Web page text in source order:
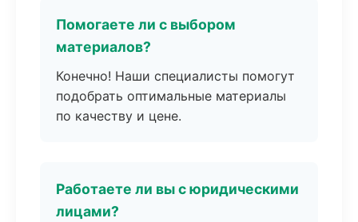
Помогаете ли с выбором
материалов?
Конечно! Наши специалисты помогут
подобрать оптимальные материалы
по качеству и цене.
Работаете ли вы с юридическими
лицами?